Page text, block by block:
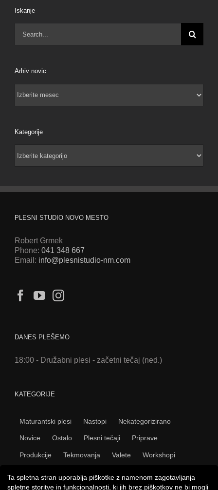
Iskanje
for:
Arhiv novic
novic
Kategorije
PLESNI STUDIO NOVO MESTO
Robert Grmek
Phone: 041 348 667
Email: info@plesnistudio-nm.com
DANES PLEŠEMO
18:00 - Družabni plesi - začetni tečaj (ned.)
KATEGORIJE
Maturantski plesi Nastopi Nekategorizirano
Novice Ostalo Plesni tečaji Priprave
Produkcije Tekmovanja Valete Workshopi
Ta spletna stran uporablja piškotke z namenom zagotavljanja
spletne storitve in funkcionalnosti, ki jih brez piškotkov ne bi mogli